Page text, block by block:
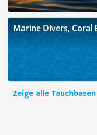
Marine Divers, Coral
Zeige alle Tauchbasen